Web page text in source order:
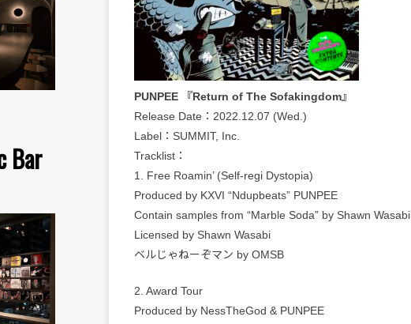
Bar
PUNPEE 『Return of The Sofakingdom』
Release Date：2022.12.07 (Wed.)
Label：SUMMIT, Inc.
Tracklist：
1. Free Roamin’ (Self-regi Dystopia)
Produced by KXVI “Ndupbeats” PUNPEE
Contain samples from “Marble Soda” by Shawn Wasabi
Licensed by Shawn Wasabi
ベルじゃねーぞマン by OMSB
2. Award Tour
Produced by NessTheGod & PUNPEE